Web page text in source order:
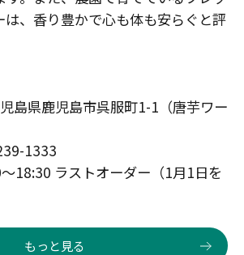
は、香り豊かで心も体も安らぐと評
島県鹿児島市呉服町1-1（唐芋ワー
1333
18:30 ラストオーダー（1月1日を
もっと見る